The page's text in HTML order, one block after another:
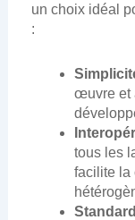
un choix idéal
:
œuvre et
tous les
facilite la